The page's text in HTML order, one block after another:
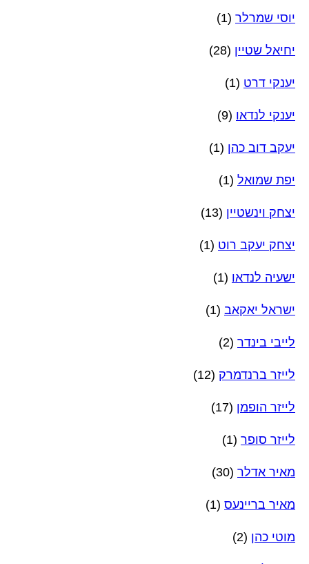
יוסי שמרלר (1)
יחיאל שטיין (28)
יענקי דרט (1)
יענקי לנדאו (9)
יעקב דוב כהן (1)
יפת שמואל (1)
יצחק וינשטיין (13)
יצחק יעקב רוט (1)
ישעיה לנדאו (1)
ישראל יאקאב (1)
לייבי בינדר (2)
לייזר ברנדמרק (12)
לייזר הופמן (17)
לייזר סופר (1)
מאיר אדלר (30)
מאיר בריינעס (1)
מוטי כהן (2)